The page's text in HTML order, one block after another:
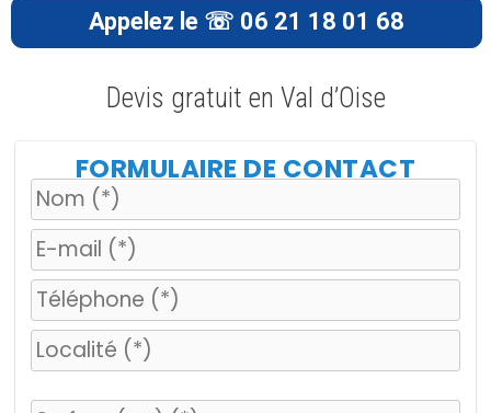
Appelez le ☏ 06 21 18 01 68
Devis gratuit en Val d’Oise
FORMULAIRE DE CONTACT